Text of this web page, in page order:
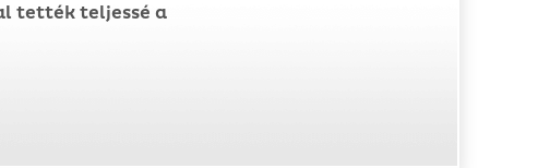
tették teljessé a